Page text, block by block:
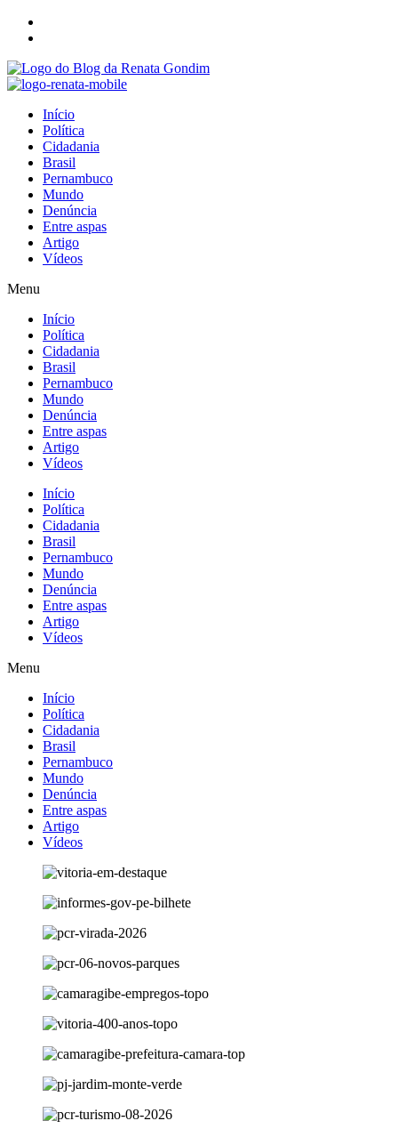
Início
Política
Cidadania
Brasil
Pernambuco
Mundo
Denúncia
Entre aspas
Artigo
Vídeos
Menu
Início
Política
Cidadania
Brasil
Pernambuco
Mundo
Denúncia
Entre aspas
Artigo
Vídeos
Início
Política
Cidadania
Brasil
Pernambuco
Mundo
Denúncia
Entre aspas
Artigo
Vídeos
Menu
Início
Política
Cidadania
Brasil
Pernambuco
Mundo
Denúncia
Entre aspas
Artigo
Vídeos